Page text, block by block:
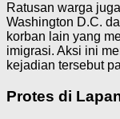
Ratusan warga
Washington D.C.
korban lain yang
imigrasi. Aksi ini
kejadian tersebut
Protes di